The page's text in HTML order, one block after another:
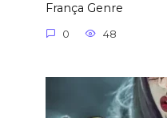
França Genre
0 48